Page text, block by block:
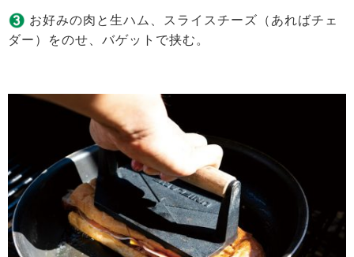
お好みの肉と生ハム、スライスチーズ（あればチェ
ダー）をのせ、バゲットで挟む。